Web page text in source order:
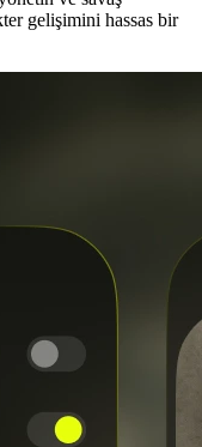
gelişimini hassas bir